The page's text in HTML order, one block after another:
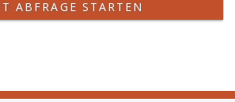
ABFRAGE STARTEN